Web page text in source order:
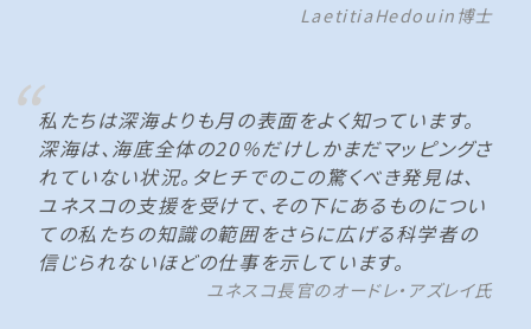
LaetitiaHedouin博士
私たちは深海よりも月の表面をよく知っています。
深海は、海底全体の20％だけしかまだマッピングさ
れていない状況。タヒチでのこの驚くべき発見は、
ユネスコの支援を受けて、その下にあるものについ
ての私たちの知識の範囲をさらに広げる科学者の
信じられないほどの仕事を示しています。
ユネスコ長官のオードレ・アズレイ氏